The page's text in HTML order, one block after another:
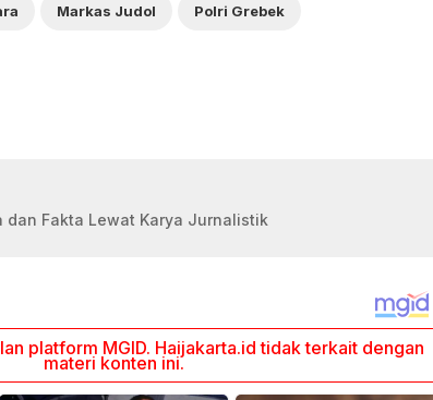
Markas Judol Polri Grebek
dan Fakta Lewat Karya Jurnalistik